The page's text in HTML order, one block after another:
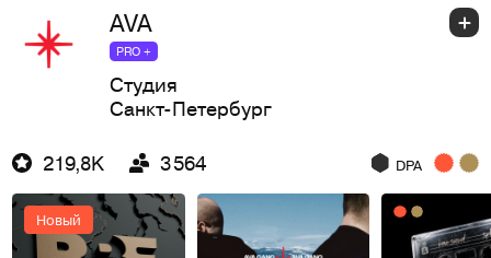
AVA
PRO +
Студия
Санкт-Петербург
219,8K 3 564 DPA
Новый